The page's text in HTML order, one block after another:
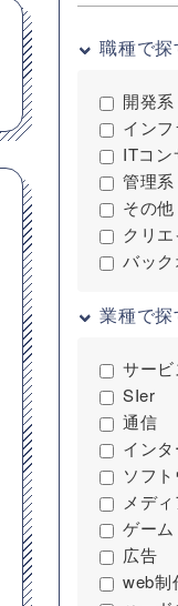
職種で探
開発系
イン
ITコ
管理系
その他
クリ
バッ
業種で探
サービ
SIer
通信
イン
ソフ
メデ
ゲーム
広告
web制